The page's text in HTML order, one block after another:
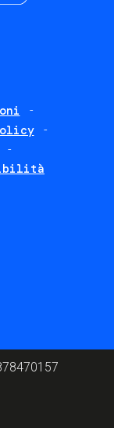
ulteriori